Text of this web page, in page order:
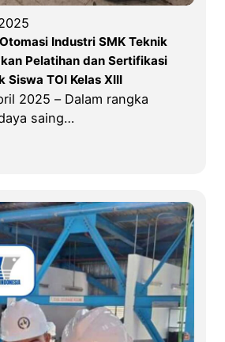
Industri SMK Teknik
Pelatihan dan Sertifikasi
Siswa TOI Kelas XIII
2025 – Dalam rangka
saing…